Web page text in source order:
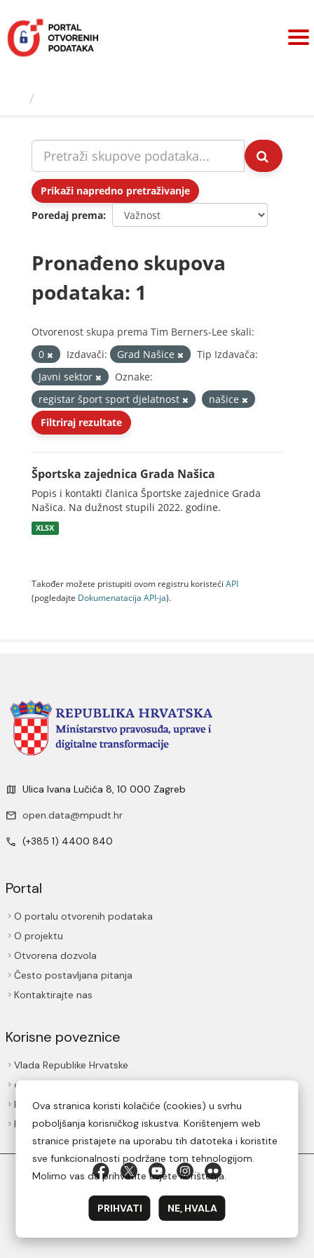
sadržaj
Prikaži napredno pretraživanje
Poredaj prema
Pronađeno skupova
podataka: 1
Otvorenost skupa prema Tim Berners-Lee skali:
0
Izdavači: Grad Našice
Tip Izdavača:
Javni sektor
Oznake:
registar šport sport djelatnost
našice
Filtriraj rezultate
Športska zajednica Grada Našica
Popis i kontakti članica Športske zajednice Grada
Našica. Na dužnost stupili 2022. godine.
XLSX
Također možete pristupiti ovom registru koristeći API
(pogledajte Dokumenаtаcijа API-jа).